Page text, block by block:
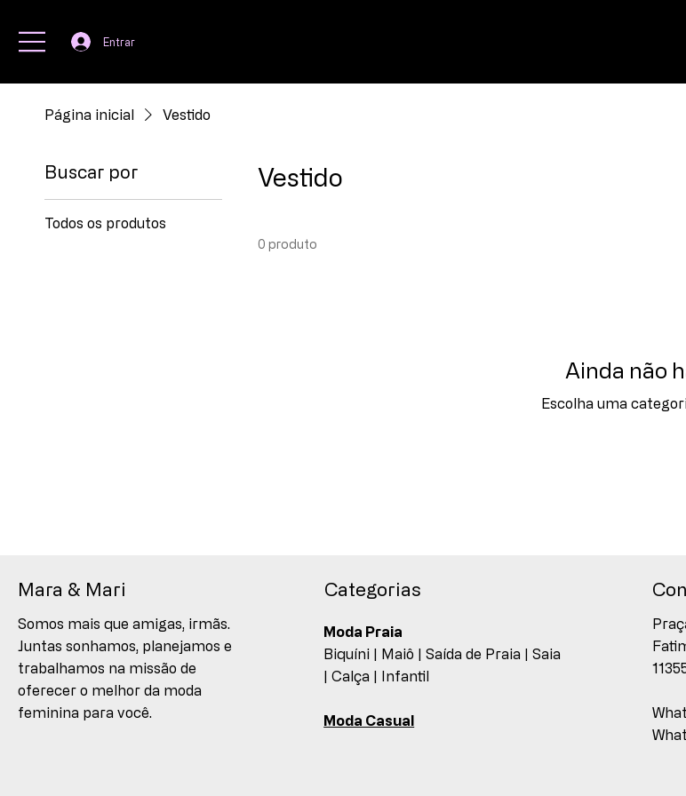
Entrar
Página inicial Vestido
Buscar por
Todos os produtos
Vestido
0 produto
Ainda não
Escolha uma
Mara & Mari
Somos mais que amigas, irmãs.
Juntas sonhamos, planejamos e
trabalhamos na missão de
oferecer o melhor da moda
feminina para você.
Categorias
Moda Praia
Biquíni | Maiô |Saída de Praia |Saia
|Calça | Infantil
Moda Casual